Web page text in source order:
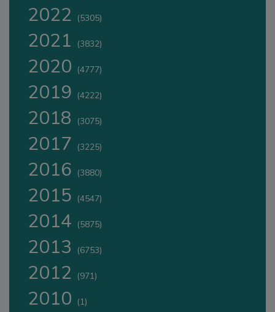
2022 (5305)
2021 (3832)
2020 (4777)
2019 (4222)
2018 (3075)
2017 (3225)
2016 (3880)
2015 (4547)
2014 (5875)
2013 (6753)
2012 (971)
2010 (1)